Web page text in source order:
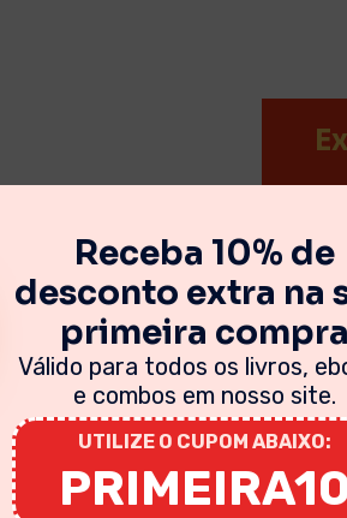
Receba 10% de
desconto extra na
primeira compra
Válido para todos os livros,
e combos em nosso site.
UTILIZE O CUPOM ABAIXO:
PRIMEIRA10